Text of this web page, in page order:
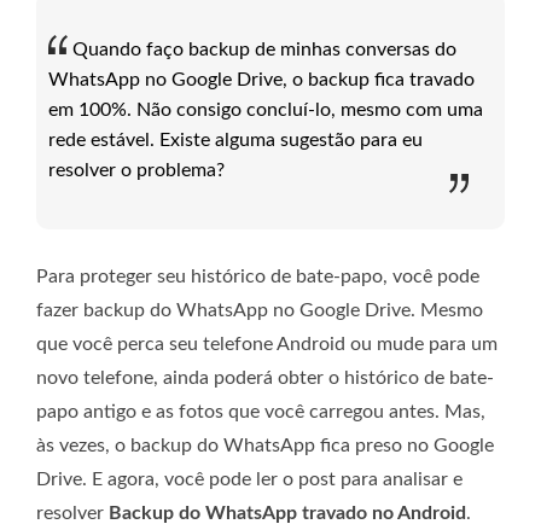
Quando faço backup de minhas conversas do
WhatsApp no ​​Google Drive, o backup fica travado
em 100%. Não consigo concluí-lo, mesmo com uma
rede estável. Existe alguma sugestão para eu
resolver o problema?
Para proteger seu histórico de bate-papo, você pode
fazer backup do WhatsApp no ​​Google Drive. Mesmo
que você perca seu telefone Android ou mude para um
novo telefone, ainda poderá obter o histórico de bate-
papo antigo e as fotos que você carregou antes. Mas,
às vezes, o backup do WhatsApp fica preso no Google
Drive. E agora, você pode ler o post para analisar e
resolver Backup do WhatsApp travado no Android .